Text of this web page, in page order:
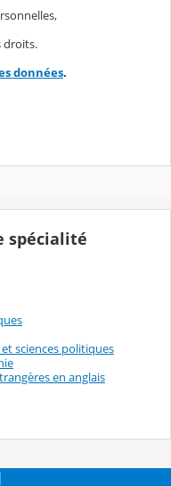
droits.
données.
spécialité
sciences politiques
en anglais